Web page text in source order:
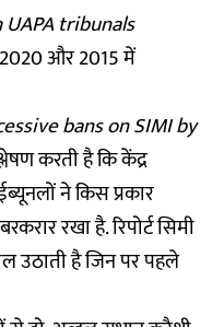
tribunals
2020 और 2015 में
bans on SIMI by
करती है कि केंद्र
ने किस प्रकार
रखा है. रिपोर्ट सिमी
उठाती है जिन पर पहले